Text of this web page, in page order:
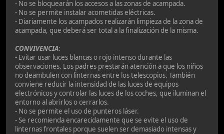
- No se bloquearán los accesos a las zonas de acampada.
- No se permite instalar acometidas eléctricas.
- Diariamente los acampados realizarán limpieza de la zona de
acampada, que deberá ser total a la finalización de la misma.
CONVIVENCIA:
- Evitar usar luces blancas o rojo intenso durante las
observaciones. Los padres prestarán atención a que los niños
no deambulen con linternas entre los telescopios. También
conviene reducir la intensidad de las luces de equipos
electrónicos y controlar las luces de los coches, que iluminan el
entorno al abrirlos o cerrarlos.
- No se permite el uso de punteros láser.
- Se recomienda encarecidamente que se evite el uso de
linternas frontales porque suelen ser demasiado intensas y